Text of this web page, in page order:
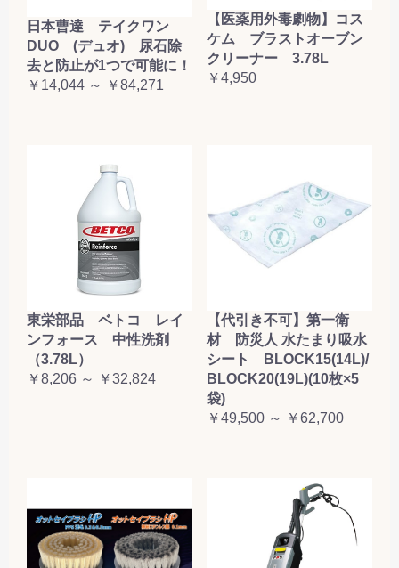
日本曹達 テイクワン
DUO (デュオ) 尿石除
去と防止が1つで可能に！
￥14,044 ～ ￥84,271
【医薬用外毒劇物】コス
ケム ブラストオーブン
クリーナー 3.78L
￥4,950
東栄部品 ベトコ レイ
ンフォース 中性洗剤
（3.78L）
￥8,206 ～ ￥32,824
【代引き不可】第一衛
材 防災人 水たまり吸水
シート BLOCK15(14L)/
BLOCK20(19L)(10枚×5
袋)
￥49,500 ～ ￥62,700